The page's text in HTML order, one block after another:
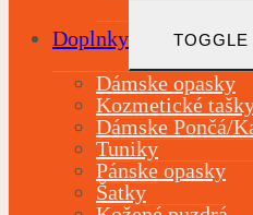
Doplnky TOGGLE
Dámske opasky
Kozmetické
Dámske Pončá/
Tuniky
Pánske opasky
Šatky